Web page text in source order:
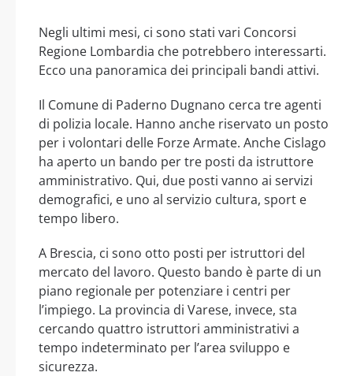
Negli ultimi mesi, ci sono stati vari Concorsi
Regione Lombardia che potrebbero interessarti.
Ecco una panoramica dei principali bandi attivi.
Il Comune di Paderno Dugnano cerca tre agenti
di polizia locale. Hanno anche riservato un posto
per i volontari delle Forze Armate. Anche Cislago
ha aperto un bando per tre posti da istruttore
amministrativo. Qui, due posti vanno ai servizi
demografici, e uno al servizio cultura, sport e
tempo libero.
A Brescia, ci sono otto posti per istruttori del
mercato del lavoro. Questo bando è parte di un
piano regionale per potenziare i centri per
l’impiego. La provincia di Varese, invece, sta
cercando quattro istruttori amministrativi a
tempo indeterminato per l’area sviluppo e
sicurezza.